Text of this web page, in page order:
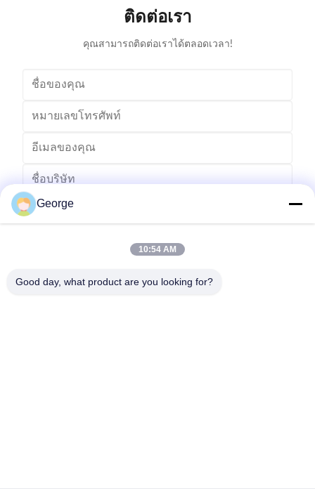
ติดต่อเรา
คุณสามารถติดต่อเราได้ตลอดเวลา!
George
10:54 AM
Good day, what product are you looking for?